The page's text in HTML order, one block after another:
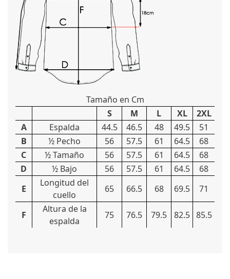
Tamaño en Cm
S
M L XL
2XL
A
Espalda 44.5 46.5 48 49.5
51
B
½ Pecho 56 57.5 61 64.5
68
C
½ Tamaño 56 57.5 61 64.5
68
D
½ Bajo 56 57.5 61 64.5
68
E
Longitud del
cuello
65 66.5 68 69.5 71
F
Altura de la
espalda
75 76.5 79.5 82.5 85.5